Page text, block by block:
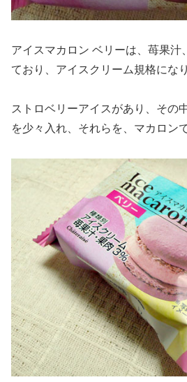
アイスマカロン ベリーは、苺果汁
ており、アイスクリーム規格にな
ストロベリーアイスがあり、その
を少々入れ、それらを、マカロン